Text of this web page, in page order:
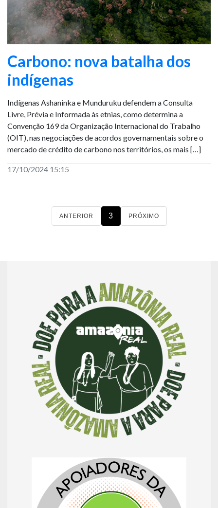
Carbono: nova batalha dos
indígenas
Indígenas Ashaninka e Munduruku defendem a Consulta
Livre, Prévia e Informada às etnias, como determina a
Convenção 169 da Organização Internacional do Trabalho
(OIT), nas negociações de acordos governamentais sobre o
mercado de crédito de carbono nos territórios, os mais […]
17/10/2024 15:15
ANTERIOR 3 PRÓXIMO